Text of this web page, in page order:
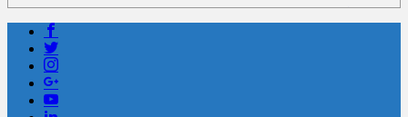
【中国】処理水の問題化狙うも不発？ASEAN関連会合で賛同広がらず
(7/13)